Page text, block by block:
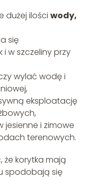
dużej ilości wody,
się
w szczeliny przy
wylać wodę i
eksploatację
i zimowe
terenowych.
że korytka mają
spodobają się